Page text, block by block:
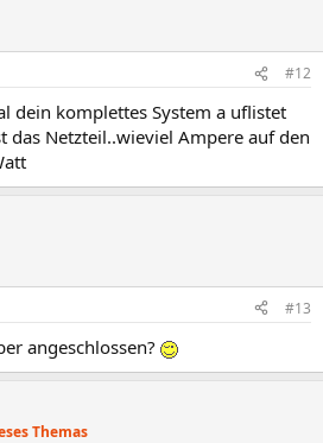
#12
dein komplettes System a uflistet
das Netzteil..wieviel Ampere auf den
#13
angeschlossen?
Themas